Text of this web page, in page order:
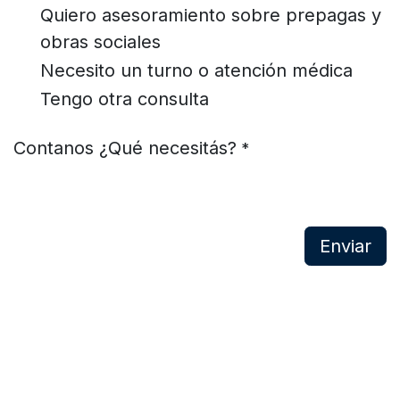
Quiero asesoramiento sobre prepagas y
obras sociales
Necesito un turno o atención médica
Tengo otra consulta
Contanos ¿Qué necesitás? *
Enviar